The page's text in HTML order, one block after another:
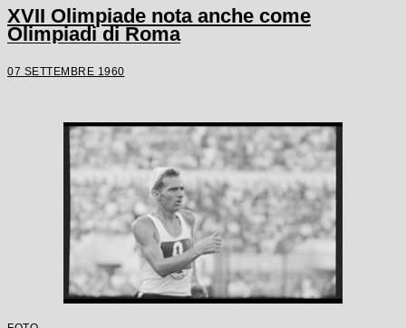
XVII Olimpiade nota anche come
Olimpiadi di Roma
07 SETTEMBRE 1960